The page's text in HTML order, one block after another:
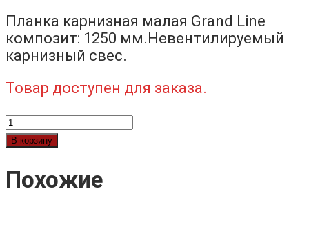
Планка карнизная малая Grand Line
композит: 1250 мм.Невентилируемый
карнизный свес.
Товар доступен для заказа.
Количество
товара
карнизная
малая
В корзину
Похожие